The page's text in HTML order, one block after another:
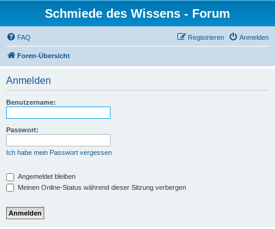
Schmiede des Wissens - Forum
FAQ Anmelden
Registrieren
Foren-Übersicht
Anmelden
Benutzername:
Passwort:
Ich habe mein Passwort vergessen
Angemeldet bleiben
Meinen Online-Status während dieser Sitzung verbergen